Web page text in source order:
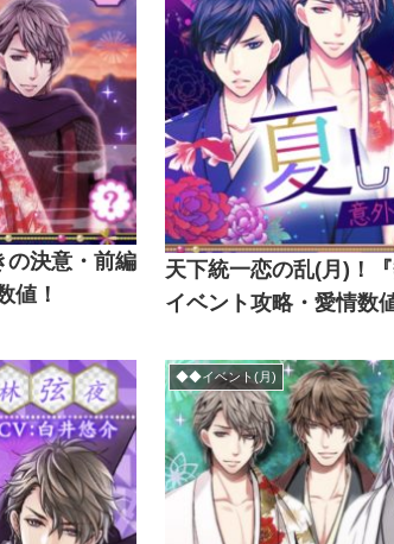
の決意・前編
値！
天下統一恋の乱(月)！
イベント攻略・愛情数
◆◆イベント(月)